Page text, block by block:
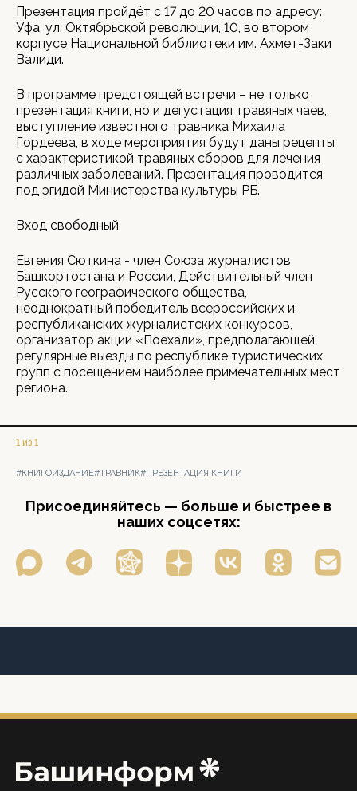
Презентация пройдёт с 17 до 20 часов по адресу:
Уфа, ул. Октябрьской революции, 10, во втором
корпусе Национальной библиотеки им. Ахмет-Заки
Валиди.
В программе предстоящей встречи – не только
презентация книги, но и дегустация травяных чаев,
выступление известного травника Михаила
Гордеева, в ходе мероприятия будут даны рецепты
с характеристикой травяных сборов для лечения
различных заболеваний. Презентация проводится
под эгидой Министерства культуры РБ.
Вход свободный.
Евгения Сюткина - член Союза журналистов
Башкортостана и России, Действительный член
Русского географического общества,
неоднократный победитель всероссийских и
республиканских журналистских конкурсов,
организатор акции «Поехали», предполагающей
регулярные выезды по республике туристических
групп с посещением наиболее примечательных мест
региона.
1 из 1
#КНИГОИЗДАНИЕ#ТРАВНИК#ПРЕЗЕНТАЦИЯ КНИГИ
Присоединяйтесь — больше и быстрее в
наших соцсетях: